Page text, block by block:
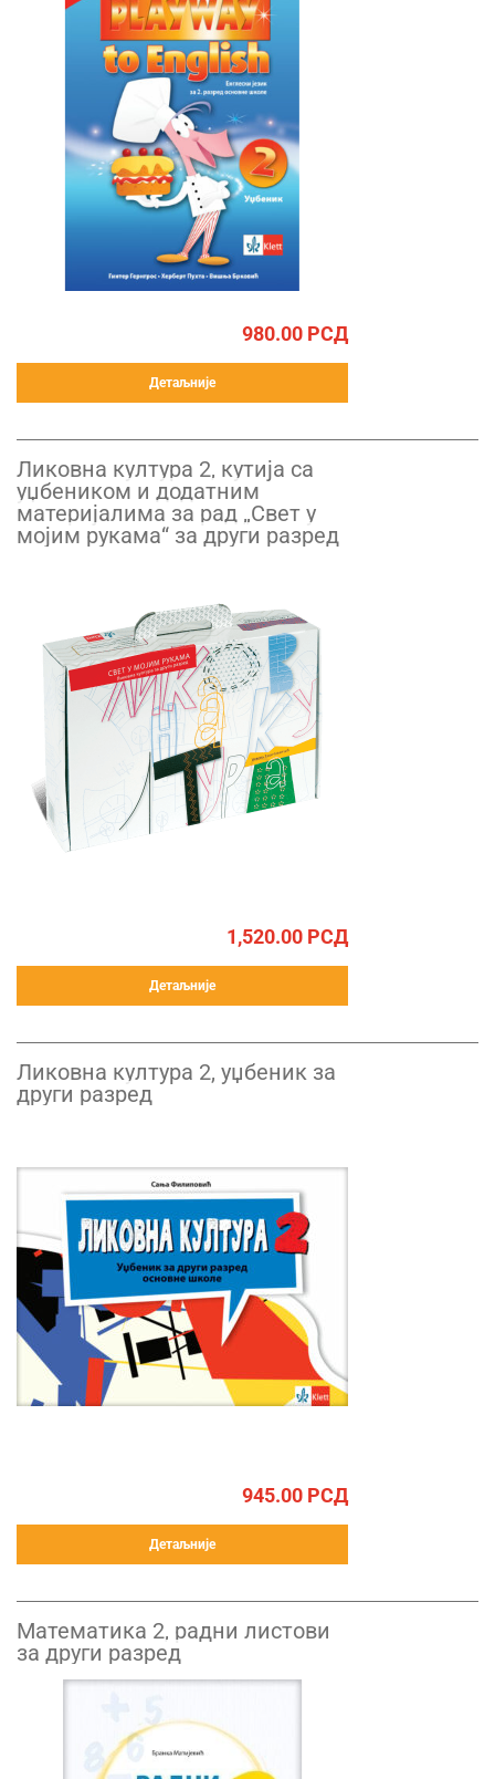
980.00 РСД
Детаљније
Ликовна култура 2, кутија са
уџбеником и додатним
материјалима за рад „Свет у
мојим рукама“ за други разред
1,520.00 РСД
Детаљније
Ликовна култура 2, уџбеник за
други разред
945.00 РСД
Детаљније
Математика 2, радни листови
за други разред